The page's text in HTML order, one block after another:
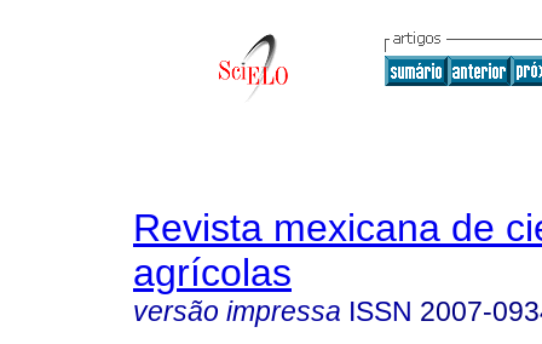
Revista mexicana de
agrícolas
versão impressa ISSN 2007-